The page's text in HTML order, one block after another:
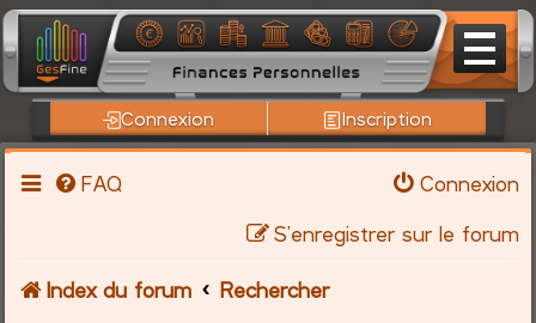
Connexion Inscription
FAQ
Connexion
S’enregistrer sur le forum
Index du forum
Rechercher